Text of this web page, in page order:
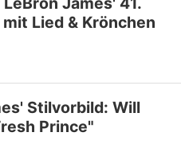
Lied & Krönchen
Stilvorbild: Will
Prince"